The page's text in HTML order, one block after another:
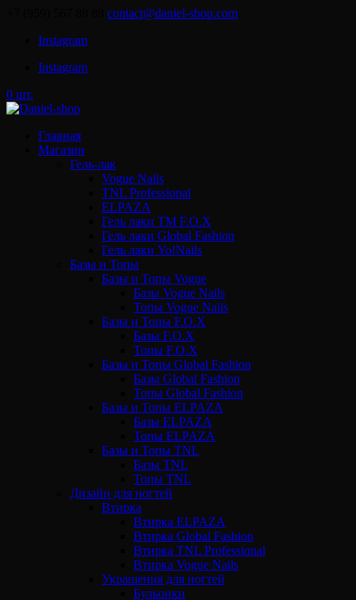
contact@daniel-shop.com
Instagram
Instagram
0 шт.
Главная
Магазин
Гель-лак
Vogue Nails
TNL Professional
ELPAZA
Гель лаки ТМ F.O.X
Гель лаки Global Fashion
Гель лаки Yo!Nails
Базы и Топы
Базы и Топы Vogue
Базы Vogue Nails
Топы Vogue Nails
Базы и Топы F.O.X
Базы F.O.X
Топы F.O.X
Базы и Топы Global Fashion
Базы Global Fashion
Топы Global Fashion
Базы и Топы ELPAZA
Базы ELPAZA
Топы ELPAZA
Базы и Топы TNL
Базы TNL
Топы TNL
Дизайн для ногтей
Втирка
Втирка ELPAZA
Втирка Global Fashion
Втирка TNL Professional
Втирка Vogue Nails
Украшения для ногтей
Бульонки